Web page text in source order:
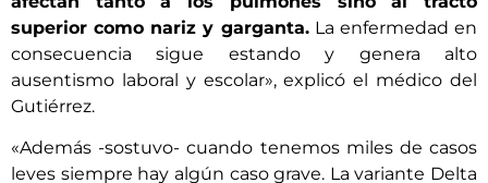
superior como nariz y garganta.La enfermedad en
consecuencia sigue estando y genera alto
ausentismo laboral y escolar», explicó el médico del
Gutiérrez.
«Además -sostuvo- cuando tenemos miles de casos
leves siempre hay algún caso grave. La variante Delta